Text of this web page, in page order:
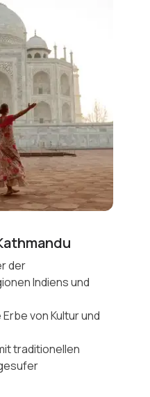
der
Indiens und
von Kultur und
traditionellen